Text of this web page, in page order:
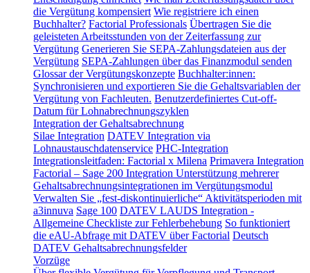
die Vergütung kompensiert Wie registriere ich einen
Buchhalter? Factorial Professionals Übertragen Sie die
geleisteten Arbeitsstunden von der Zeiterfassung zur
Vergütung Generieren Sie SEPA-Zahlungsdateien aus der
Vergütung SEPA-Zahlungen über das Finanzmodul senden
Glossar der Vergütungskonzepte Buchhalter:innen:
Synchronisieren und exportieren Sie die Gehaltsvariablen der
Vergütung von Fachleuten. Benutzerdefiniertes Cut-off-
Datum für Lohnabrechnungszyklen
Integration der Gehaltsabrechnung
Silae Integration DATEV Integration via
Lohnaustauschdatenservice PHC-Integration
Integrationsleitfaden: Factorial x Milena Primavera Integration
Factorial – Sage 200 Integration Unterstützung mehrerer
Gehaltsabrechnungsintegrationen im Vergütungsmodul
Verwalten Sie „fest-diskontinuierliche“ Aktivitätsperioden mit
a3innuva Sage 100 DATEV LAUDS Integration -
Allgemeine Checkliste zur Fehlerbehebung So funktioniert
die eAU-Abfrage mit DATEV über Factorial Deutsch
DATEV Gehaltsabrechnungsfelder
Vorzüge